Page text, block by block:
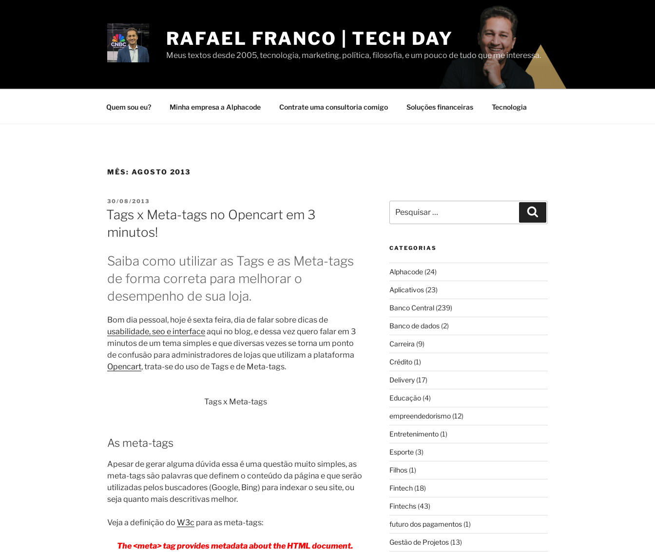
RAFAEL FRANCO | TECH DAY
Meus textos desde 2005, tecnologia, marketing, política, filosofia, e um pouco de tudo que me interessa.
Quem sou eu? Minha empresa a Alphacode Contrate uma consultoria comigo Soluções financeiras Tecnologia
MÊS: AGOSTO 2013
PUBLICADO
EM
30/08/2013
Tags x Meta-tags no Opencart em 3
minutos!
Saiba como utilizar as Tags e as Meta-tags
de forma correta para melhorar o
desempenho de sua loja.
Bom dia pessoal, hoje é sexta feira, dia de falar sobre dicas de
usabilidade, seo e interfaceaqui no blog, e dessa vez quero falar em 3
minutos de um tema simples e que diversas vezes se torna um ponto
de confusão para administradores de lojas que utilizam a plataforma
Opencart, trata-se do uso de Tags e de Meta-tags.
Tags x Meta-tags
As meta-tags
Apesar de gerar alguma dúvida essa é uma questão muito simples, as
meta-tags são palavras que definem o conteúdo da página e que serão
utilizadas pelos buscadores (Google, Bing) para indexar o seu site, ou
seja quanto mais descritivas melhor.
Veja a definição do W3c para as meta-tags:
The <meta> tag provides metadata about the HTML document.
por:
CATEGORIAS
Alphacode(24)
Aplicativos(23)
Banco Central(239)
Banco de dados(2)
Carreira (9)
Crédito(1)
Delivery(17)
Educação(4)
empreendedorismo(12)
Entretenimento(1)
Esporte(3)
Filhos(1)
Fintech(18)
Fintechs(43)
futuro dos pagamentos(1)
Gestão de Projetos(13)